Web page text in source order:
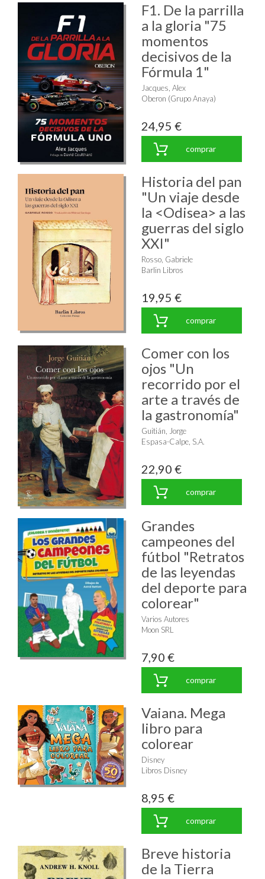
F1. De la parrilla
a la gloria "75
momentos
decisivos de la
Fórmula 1"
Jacques, Alex
Oberon (Grupo Anaya)
24,95 €
comprar
Historia del pan
"Un viaje desde
la <Odisea> a las
guerras del siglo
XXI"
Rosso, Gabriele
Barlin Libros
19,95 €
comprar
Comer con los
ojos "Un
recorrido por el
arte a través de
la gastronomía"
Guitián, Jorge
Espasa-Calpe, S.A.
22,90 €
comprar
Grandes
campeones del
fútbol "Retratos
de las leyendas
del deporte para
colorear"
Varios Autores
Moon SRL
7,90 €
comprar
Vaiana. Mega
libro para
colorear
Disney
Libros Disney
8,95 €
comprar
Breve historia
de la Tierra